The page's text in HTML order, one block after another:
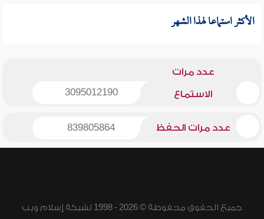
الأكثر استماعا لهذا الشهر
عدد مرات
الاستماع 3095012190
عدد مرات الحفظ 839805864
جميع الحقوق محفوظة © 2026 - 1998 لشبكة إسلام ويب